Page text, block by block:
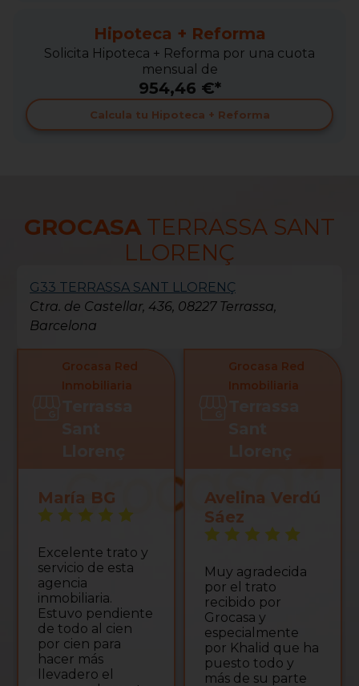
Hipoteca + Reforma
Solicita Hipoteca + Reforma por una cuota
mensual de
954,46 €*
Calcula tu Hipoteca + Reforma
GROCASA TERRASSA SANT
LLORENÇ
G33 TERRASSA SANT LLORENÇ
Ctra. de Castellar, 436, 08227 Terrassa,
Barcelona
Grocasa Red
Inmobiliaria
María BG
Excelente trato y
servicio de esta
agencia
inmobiliaria.
Estuvo pendiente
de todo al cien
por cien para
hacer más
llevadero el
Grocasa Red
Inmobiliaria
Avelina Verdú
Sáez
Muy agradecida
por el trato
recibido por
Grocasa y
especialmente
por Khalid que ha
puesto todo y
más de su parte